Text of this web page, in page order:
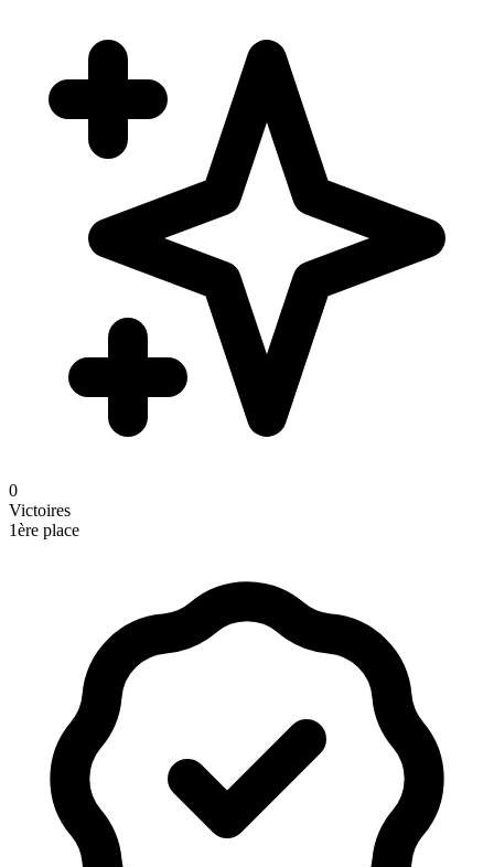
0
Victoires
1ère place